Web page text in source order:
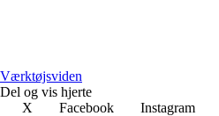
Værktøjsviden
Del og vis hjerte
X
Facebook Instagram